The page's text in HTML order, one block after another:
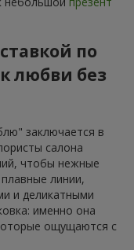
по
любви без
заключается в
салона
чтобы нежные
линии,
и деликатными
именно она
ощущаются с